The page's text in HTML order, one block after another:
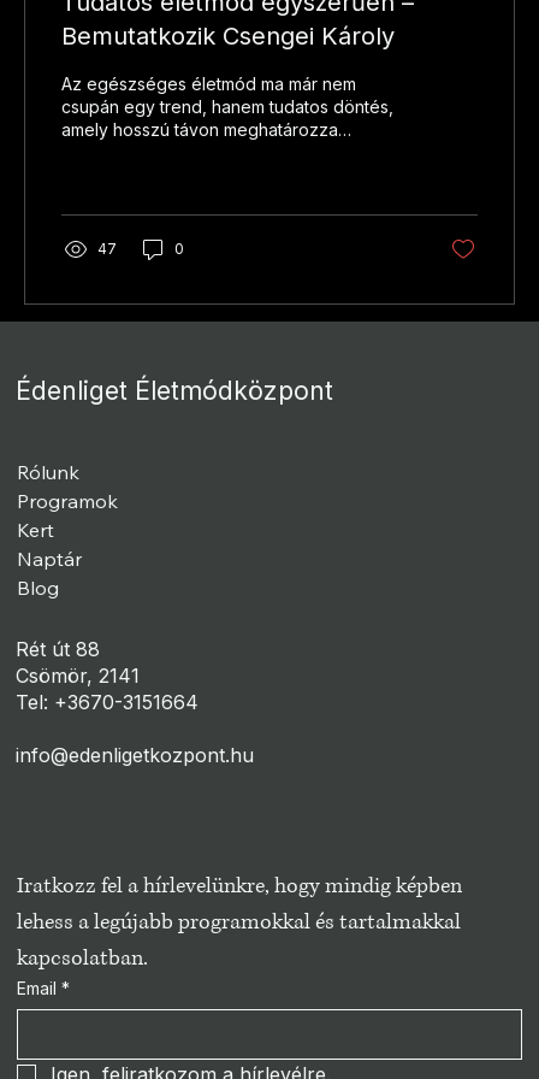
Bemutatkozik Csengei Károly
Az egészséges életmód ma már nem
csupán egy trend, hanem tudatos döntés,
amely hosszú távon meghatározza
tanácsadó, aki több mint huszonhat éve
foglalkozik azzal, hogyan tehetünk aktívan
az egészségünk megőrzéséért.
47 0
Édenliget Életmódközpont
Rét út 88
Csömör, 2141
Tel: +3670-3151664
info@edenligetkozpont.hu
Rólunk
Programok
Kert
Naptár
Blog
Iratkozz fel a hírlevelünkre, hogy mindig képben
lehess a legújabb programokkal és tartalmakkal
kapcsolatban.
Email *